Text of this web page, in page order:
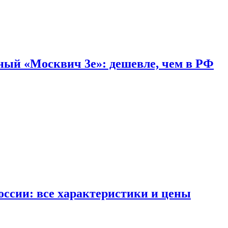
«Москвич 3e»: дешевле, чем в РФ
все характеристики и цены